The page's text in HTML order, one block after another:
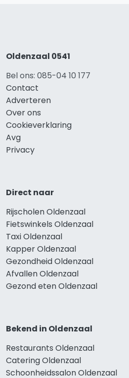
Oldenzaal 0541
Bel ons: 085-04 10 177
Contact
Adverteren
Over ons
Cookieverklaring
Avg
Privacy
Direct naar
Rijscholen Oldenzaal
Fietswinkels Oldenzaal
Taxi Oldenzaal
Kapper Oldenzaal
Gezondheid Oldenzaal
Afvallen Oldenzaal
Gezond eten Oldenzaal
Bekend in Oldenzaal
Restaurants Oldenzaal
Catering Oldenzaal
Schoonheidssalon Oldenzaal